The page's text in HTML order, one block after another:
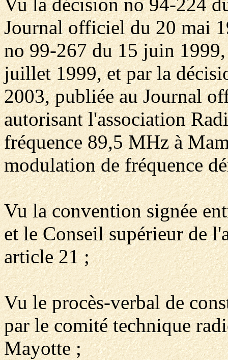
Vu la décision no 94-224
Journal officiel du 20 mai
no 99-267 du 15 juin
juillet 1999, et par la
2003, publiée au Journal
autorisant l'association
fréquence 89,5 MHz à
modulation de fréquence
Vu la convention signée
et le Conseil supérieur de
article 21 ;
Vu le procès-verbal de
par le comité technique
Mayotte ;